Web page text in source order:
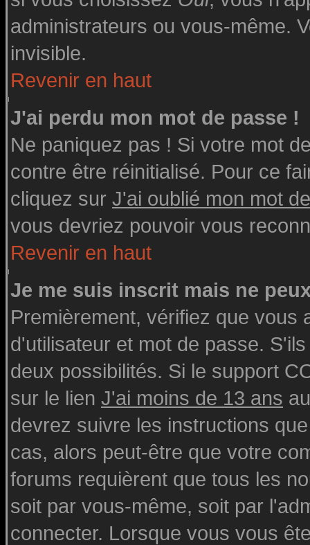
administrateurs ou vous-même.
invisible.
Revenir en haut
J'ai perdu mon mot de passe !
Ne paniquez pas ! Si votre mot
contre être réinitialisé. Pour ce
cliquez sur J'ai oublié mon mot
vous devriez pouvoir vous
Revenir en haut
Je me suis inscrit mais ne
Premièrement, vérifiez que
d'utilisateur et mot de passe.
deux possibilités. Si le support
sur le lien J'ai moins de 13 ans
devrez suivre les instructions
cas, alors peut-être que votre
forums requièrent que tous les
soit par vous-même, soit par
connecter. Lorsque vous vous